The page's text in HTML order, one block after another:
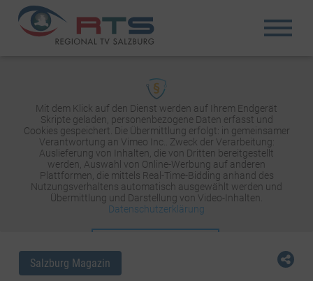
Mit dem Klick auf den Dienst werden auf Ihrem Endgerät
Skripte geladen, personenbezogene Daten erfasst und
Cookies gespeichert. Die Übermittlung erfolgt: in gemeinsamer
Verantwortung an Vimeo Inc.. Zweck der Verarbeitung:
Auslieferung von Inhalten, die von Dritten bereitgestellt
werden, Auswahl von Online-Werbung auf anderen
Plattformen, die mittels Real-Time-Bidding anhand des
Nutzungsverhaltens automatisch ausgewählt werden und
Übermittlung und Darstellung von Video-Inhalten.
Datenschutzerklärung
Salzburg Magazin